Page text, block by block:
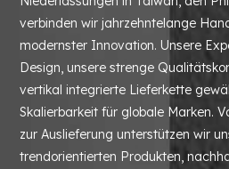
verbinden wir jahrzehntelange
modernster Innovation. Unsere
Design, unsere strenge
vertikal integrierte Lieferkette
Skalierbarkeit für globale Marken.
zur Auslieferung unterstützen wir
trendorientierten Produkten,